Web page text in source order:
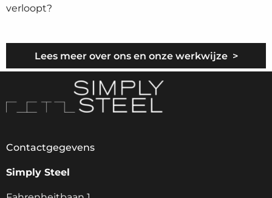
verloopt?
Lees meer over ons en onze werkwijze >
Contactgegevens
Simply Steel